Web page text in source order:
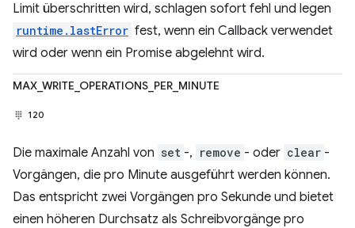
Limit überschritten wird, schlagen sofort fehl und legen
runtime.lastError fest, wenn ein Callback verwendet
wird oder wenn ein Promise abgelehnt wird.
MAX_WRITE_OPERATIONS_PER_MINUTE
120
Die maximale Anzahl von set -, remove - oder clear -
Vorgängen, die pro Minute ausgeführt werden können.
Das entspricht zwei Vorgängen pro Sekunde und bietet
einen höheren Durchsatz als Schreibvorgänge pro